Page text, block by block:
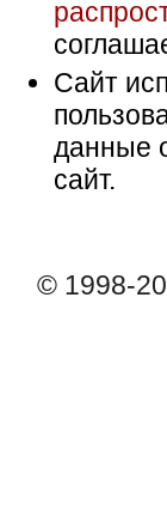
Сайт
данные
сайт.
© 1998-